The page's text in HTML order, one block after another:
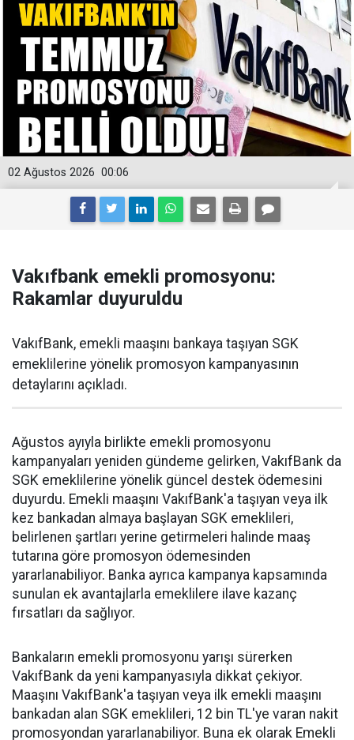
00:06
02 Ağustos 2026
Vakıfbank emekli promosyonu:
Rakamlar duyuruldu
VakıfBank, emekli maaşını bankaya taşıyan SGK
emeklilerine yönelik promosyon kampanyasının
detaylarını açıkladı.
Ağustos ayıyla birlikte emekli promosyonu
kampanyaları yeniden gündeme gelirken, VakıfBank da
SGK emeklilerine yönelik güncel destek ödemesini
duyurdu. Emekli maaşını VakıfBank'a taşıyan veya ilk
kez bankadan almaya başlayan SGK emeklileri,
belirlenen şartları yerine getirmeleri halinde maaş
tutarına göre promosyon ödemesinden
yararlanabiliyor. Banka ayrıca kampanya kapsamında
sunulan ek avantajlarla emeklilere ilave kazanç
fırsatları da sağlıyor.
Bankaların emekli promosyonu yarışı sürerken
VakıfBank da yeni kampanyasıyla dikkat çekiyor.
Maaşını VakıfBank'a taşıyan veya ilk emekli maaşını
bankadan alan SGK emeklileri, 12 bin TL'ye varan nakit
promosyondan yararlanabiliyor. Buna ek olarak Emekli